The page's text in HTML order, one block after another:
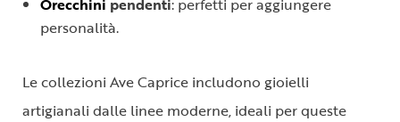
Orecchini pendenti: perfetti per aggiungere
personalità.
Le collezioni Ave Caprice includono gioielli
artigianali dalle linee moderne, ideali per queste